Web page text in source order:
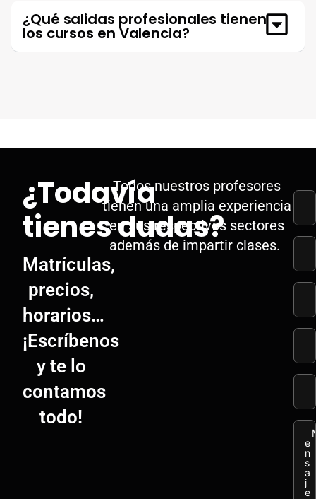
¿Qué salidas profesionales tienen
los cursos en Valencia?
¿Todavía
tienes dudas?
Matrículas,
precios,
horarios…
¡Escríbenos
y te lo
contamos
todo!
Todos nuestros profesores
tienen una amplia experiencia
en sus respectivos sectores
además de impartir clases.